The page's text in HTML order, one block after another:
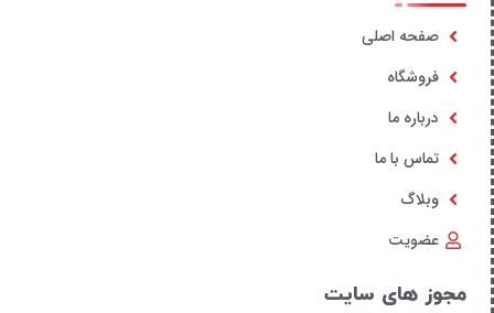
صفحه اصلی
فروشگاه
درباره ما
تماس با ما
وبلاگ
عضویت
مجوز های سایت